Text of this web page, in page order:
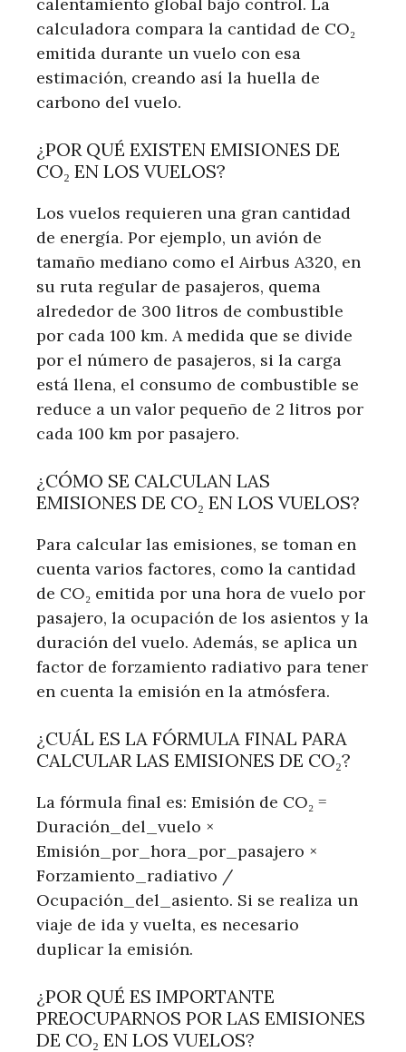
calculadora compara la cantidad de CO₂
emitida durante un vuelo con esa
estimación, creando así la huella de
carbono del vuelo.
¿POR QUÉ EXISTEN EMISIONES DE
CO₂ EN LOS VUELOS?
Los vuelos requieren una gran cantidad
de energía. Por ejemplo, un avión de
tamaño mediano como el Airbus A320, en
su ruta regular de pasajeros, quema
alrededor de 300 litros de combustible
por cada 100 km. A medida que se divide
por el número de pasajeros, si la carga
está llena, el consumo de combustible se
reduce a un valor pequeño de 2 litros por
cada 100 km por pasajero.
¿CÓMO SE CALCULAN LAS
EMISIONES DE CO₂ EN LOS VUELOS?
Para calcular las emisiones, se toman en
cuenta varios factores, como la cantidad
de CO₂ emitida por una hora de vuelo por
pasajero, la ocupación de los asientos y la
duración del vuelo. Además, se aplica un
factor de forzamiento radiativo para tener
en cuenta la emisión en la atmósfera.
¿CUÁL ES LA FÓRMULA FINAL PARA
CALCULAR LAS EMISIONES DE CO₂?
La fórmula final es: Emisión de CO₂ =
Duración_del_vuelo ×
Emisión_por_hora_por_pasajero ×
Forzamiento_radiativo /
Ocupación_del_asiento. Si se realiza un
viaje de ida y vuelta, es necesario
duplicar la emisión.
¿POR QUÉ ES IMPORTANTE
PREOCUPARNOS POR LAS EMISIONES
DE CO₂ EN LOS VUELOS?